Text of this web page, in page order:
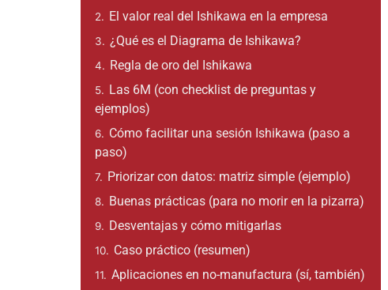
2. El valor real del Ishikawa en la empresa
3. ¿Qué es el Diagrama de Ishikawa?
4. Regla de oro del Ishikawa
5. Las 6M (con checklist de preguntas y
ejemplos)
6. Cómo facilitar una sesión Ishikawa (paso a
paso)
7. Priorizar con datos: matriz simple (ejemplo)
8. Buenas prácticas (para no morir en la pizarra)
9. Desventajas y cómo mitigarlas
10. Caso práctico (resumen)
11. Aplicaciones en no-manufactura (sí, también)